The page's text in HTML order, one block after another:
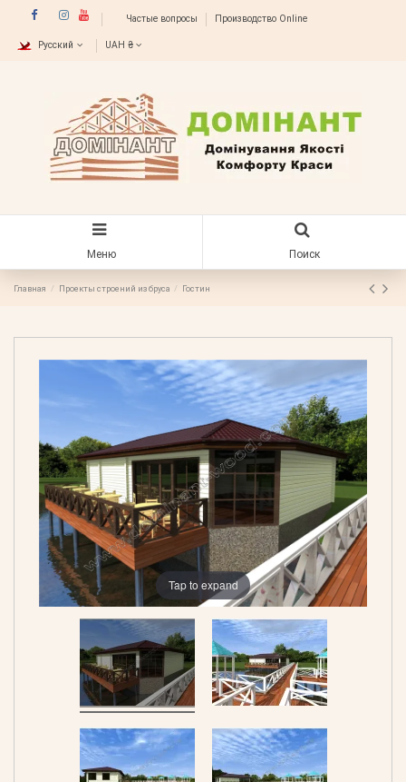
Частые вопросы Производство Online
Русский UAH ₴
Меню Поиск
Главная Проекты строений из бруса Гостин
Tap to expand